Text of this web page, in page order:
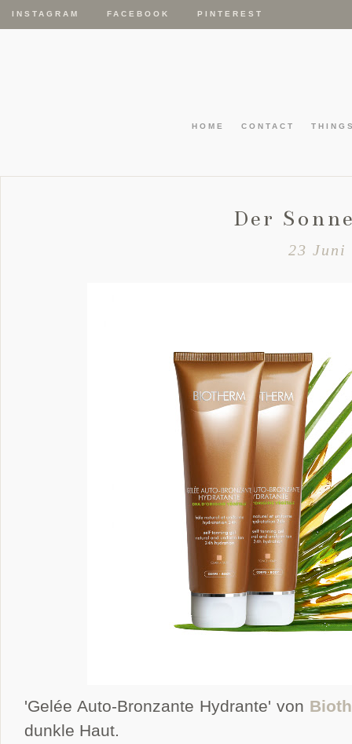
INSTAGRAM FACEBOOK PINTEREST
HOME CONTACT
Der
23 Juni
'Gelée Auto-Bronzante Hydrante' von
dunkle Haut.